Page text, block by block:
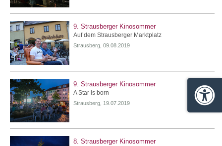
9. Strausberger Kinosommer
Auf dem Strausberger Marktplatz
Strausberg, 09.08.2019
9. Strausberger Kinosommer
A Star is born
Strausberg, 19.07.2019
8. Strausberger Kinosommer